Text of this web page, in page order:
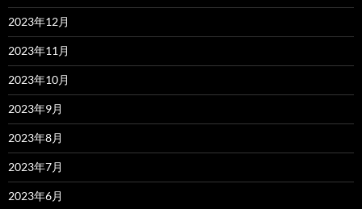
2023年12月
2023年11月
2023年10月
2023年9月
2023年8月
2023年7月
2023年6月